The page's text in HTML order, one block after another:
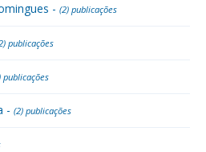
- (2) publicações
publicações
publicações
- (2) publicações